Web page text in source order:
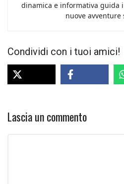
dinamica e informativa guida
nuove avventure
Condividi con i tuoi amici!
Lascia un commento